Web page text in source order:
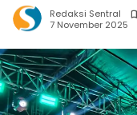
Redaksi Sentral
7 November 2025